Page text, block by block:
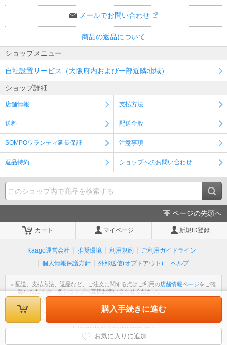
メールでお問い合わせ
商品の返品について
ショップメニュー
自社設置サービス（大阪府内および一部近隣地域）
ショップ詳細
店舗情報 支払方法
送料 配送全般
SOMPOワランティ延長保証 注意事項
返品特約 ショップへのお問い合わせ
購入手続きに進む
お気に入りに追加
ページの先頭へ
カート マイページ 新規ID登録
Kaago運営会社 推奨環境 利用規約
ご利用ガイドライン
個人情報保護方針
外部送信(オプトアウト) ヘルプ
※ 配送、支払方法、返品など、ご注文に関する点はご利用の店舗情報ページをご確
認いただくか、各ショップへ直接お問い合わせください。
※ 個人情報の取扱いについては
※ 不明な点がございましたら
をご覧ください。
Copyright © Kakaku.com, Inc.
All Rights Reserved.